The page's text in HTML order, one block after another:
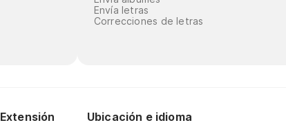
Envía letras
Correcciones de letras
Extensión Ubicación e idioma